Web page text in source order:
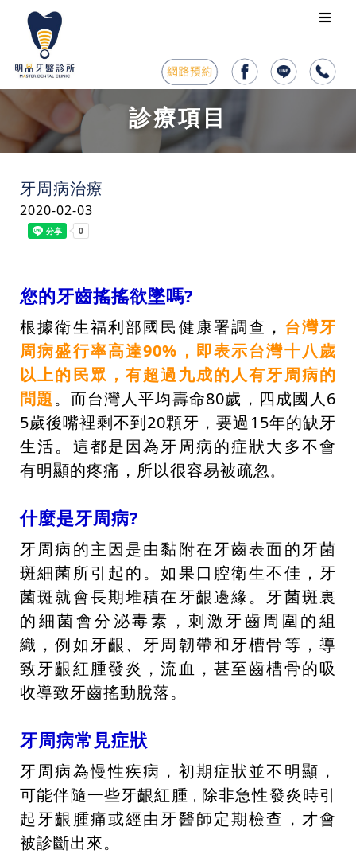
診療項目
牙周病治療
2020-02-03
您的牙齒搖搖欲墜嗎?
根據衛生福利部國民健康署調查， 台灣牙
周病盛行率高達90%，即表示台灣十八歲
以上的民眾，有超過九成的人有牙周病的
問題。而台灣人平均壽命80歲，四成國人6
5歲後嘴裡剩不到20顆牙，要過15年的缺牙
生活。這都是因為牙周病的症狀大多不會
有明顯的疼痛，所以很容易被疏忽。
什麼是牙周病?
牙周病的主因是由黏附在牙齒表面的牙菌
斑細菌所引起的。如果口腔衛生不佳，牙
菌斑就會長期堆積在牙齦邊緣。牙菌斑裏
的細菌會分泌毒素，刺激牙齒周圍的組
織，例如牙齦、牙周韌帶和牙槽骨等，導
致牙齦紅腫發炎，流血，甚至齒槽骨的吸
收導致牙齒搖動脫落。
牙周病常見症狀
牙周病為慢性疾病，初期症狀並不明顯，
可能伴隨一些牙齦紅腫 ， 除非急性發炎時引
起牙齦腫痛或經由牙醫師定期檢查，才會
被診斷出來。